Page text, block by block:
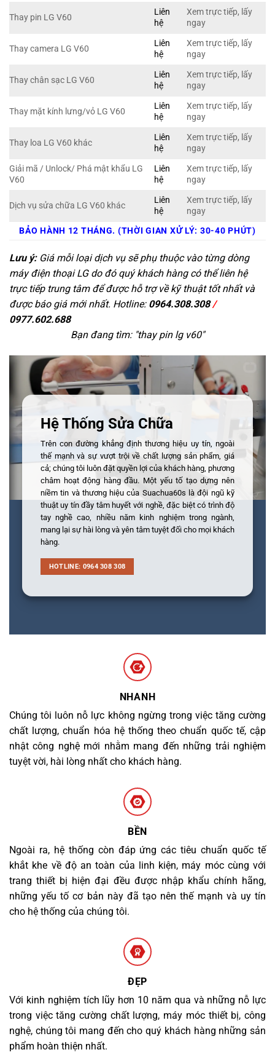
Thay pin LG V60
Liên
hệ
Xem trực tiếp, lấy
ngay
Thay camera LG V60
Liên
hệ
Xem trực tiếp, lấy
ngay
Thay chân sạc LG V60
Liên
hệ
Xem trực tiếp, lấy
ngay
Thay mặt kính lưng/vỏ LG V60
Liên
hệ
Xem trực tiếp, lấy
ngay
Thay loa LG V60 khác
Liên
hệ
Xem trực tiếp, lấy
ngay
Giải mã / Unlock/ Phá mật khẩu LG
V60
Liên
hệ
Xem trực tiếp, lấy
ngay
Dịch vụ sửa chữa LG V60 khác
Liên
hệ
Xem trực tiếp, lấy
ngay
BẢO HÀNH 12 THÁNG. (THỜI GIAN XỬ LÝ: 30-40 PHÚT)
Lưu ý:Giá mỗi loại dịch vụ sẽ phụ thuộc vào từng dòng
máy điện thoại LG do đó quý khách hàng có thể liên hệ
trực tiếp trung tâm để được hỗ trợ về kỹ thuật tốt nhất và
được báo giá mới nhất. Hotline: 0964.308.308/
0977.602.688
Bạn đang tìm: "thay pin lg v60"
Hệ Thống Sửa Chữa
Trên con đường khẳng định thương hiệu uy tín, ngoài
thế mạnh và sự vượt trội về chất lượng sản phẩm, giá
cả; chúng tôi luôn đặt quyền lợi của khách hàng, phương
châm hoạt động hàng đầu. Một yếu tố tạo dựng nên
niềm tin và thương hiệu của Suachua60s là đội ngũ kỹ
thuật uy tín đầy tâm huyết với nghề, đặc biệt có trình độ
tay nghề cao, nhiều năm kinh nghiệm trong ngành,
mang lại sự hài lòng và yên tâm tuyệt đối cho mọi khách
hàng.
HOTLINE: 0964 308 308
NHANH
Chúng tôi luôn nỗ lực không ngừng trong việc tăng cường
chất lượng, chuẩn hóa hệ thống theo chuẩn quốc tế, cập
nhật công nghệ mới nhằm mang đến những trải nghiệm
tuyệt vời, hài lòng nhất cho khách hàng.
BỀN
Ngoài ra, hệ thống còn đáp ứng các tiêu chuẩn quốc tế
khắt khe về độ an toàn của linh kiện, máy móc cùng với
trang thiết bị hiện đại đều được nhập khẩu chính hãng,
những yếu tố cơ bản này đã tạo nên thế mạnh và uy tín
cho hệ thống của chúng tôi.
ĐẸP
Với kinh nghiệm tích lũy hơn 10 năm qua và những nỗ lực
trong việc tăng cường chất lượng, máy móc thiết bị, công
nghệ, chúng tôi mang đến cho quý khách hàng những sản
phẩm hoàn thiện nhất.